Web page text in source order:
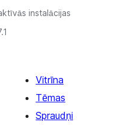
instalācijas
Vitrīna
Tēmas
Spraudņi